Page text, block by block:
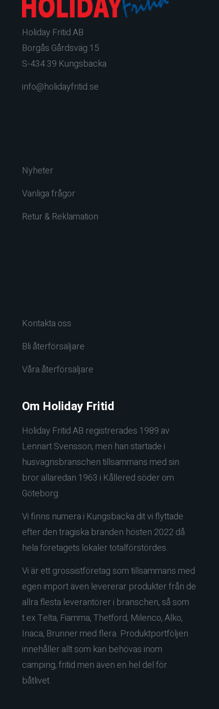
Holiday Fritid AB
Borgås Gårdsväg 15
S-434 39 Kungsbacka
info@holidayfritid.se
Nyheter
Vanliga frågor
Retur & Reklamation
Kontakta oss
Bli återförsäljare
Våra återförsäljare
Om Holiday Fritid
Holiday Fritid AB registrerades 1989 av
Lennart Svensson, men han startade i
husvagnsbranschen tillsammans med sin
bror allaredan 1963 i Kållered söder om
Göteborg.
Vi finns numera i Kungsbacka dit vi flyttade
efter den tragiska branden hösten 2022 då
hela företagets lokaler totalförstördes.
Vi är ett grossistföretag som tillsammans med
egen import även levererar produkter från de
allra flesta leverantörer i branschen, så som
t.ex Telta, Fiamma, Thetford, Milenco, Alko,
Inaca, Brunner med flera. Produktportföljen
innehåller allt som kan behövas inom
camping, fritid men även en hel del för
båtlivet.